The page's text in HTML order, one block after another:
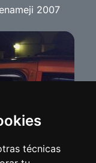
técnicas
2007